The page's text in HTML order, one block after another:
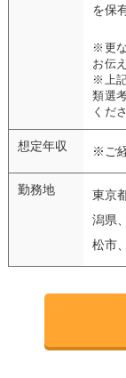
を保
※更
お伝
※上
類選
くだ
想定年収 ※ご
勤務地
東京
潟県
松市